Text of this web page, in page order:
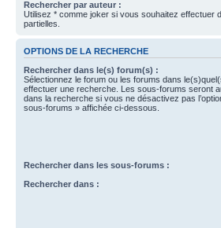
Rechercher par auteur :
Utilisez * comme joker si vous souhaitez effectuer
partielles.
OPTIONS DE LA RECHERCHE
Rechercher dans le(s) forum(s) :
Sélectionnez le forum ou les forums dans
effectuer une recherche. Les sous-forums seront
dans la recherche si vous ne désactivez pas
sous-forums » affichée ci-dessous.
Rechercher dans les sous-forums :
Rechercher dans :